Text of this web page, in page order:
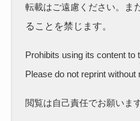
転載はご遠慮ください。
ま
ることを禁じます。
Prohibits using its content to
Please do not reprint without
閲覧は自己責任でお願います